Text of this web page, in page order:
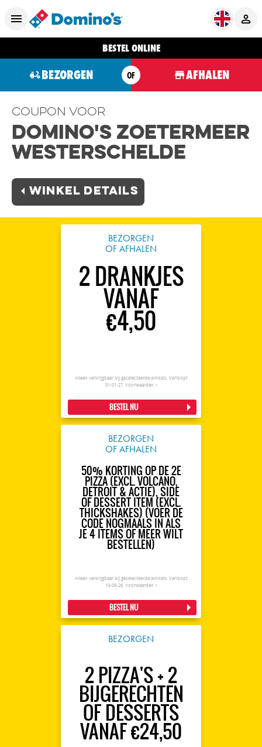
BESTEL ONLINE
BEZORGEN OF AFHALEN
Coupon voor
Domino's Zoetermeer
Westerschelde
Winkel Details
BEZORGEN
OF AFHALEN
2 DRANKJES
VANAF
€4,50
Alleen verkrijgbaar bij geselecteerde winkels. Verloopt
01-01-27. Voorwaarden >
BESTEL NU
BEZORGEN
OF AFHALEN
50% KORTING OP DE 2E
PIZZA (EXCL. VOLCANO,
DETROIT & ACTIE), SIDE
OF DESSERT ITEM (EXCL.
THICKSHAKES) (VOER DE
CODE NOGMAALS IN ALS
JE 4 ITEMS OF MEER WILT
BESTELLEN)
Alleen verkrijgbaar bij geselecteerde winkels. Verloopt
10-08-26. Voorwaarden >
BESTEL NU
BEZORGEN
2 PIZZA'S + 2
BIJGERECHTEN
OF DESSERTS
VANAF €24,50